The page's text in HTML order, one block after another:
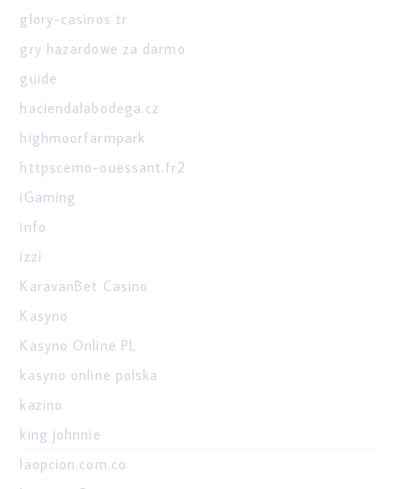
glory-casinos tr
gry hazardowe za darmo
guide
haciendalabodega.cz
highmoorfarmpark
httpscemo-ouessant.fr2
iGaming
info
izzi
KaravanBet Casino
Kasyno
Kasyno Online PL
kasyno online polska
kazino
king johnnie
laopcion.com.co